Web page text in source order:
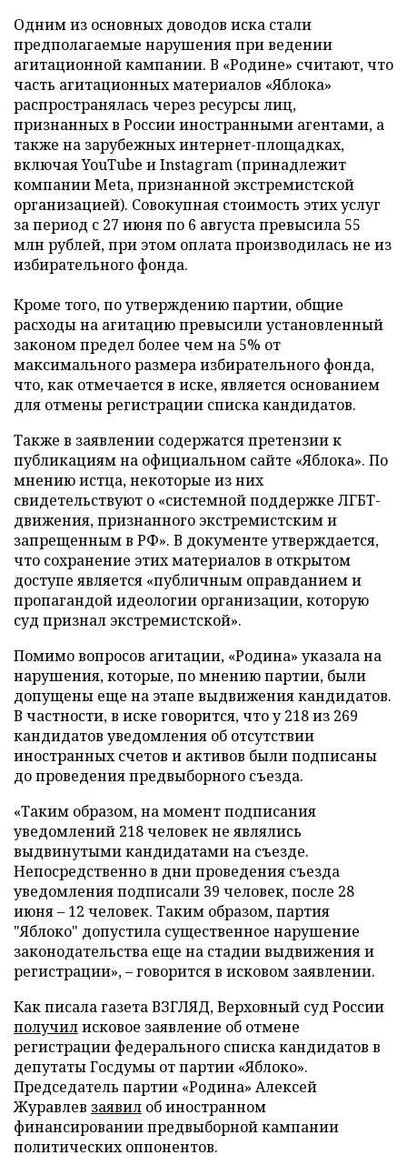
Одним из основных доводов иска стали
предполагаемые нарушения при ведении
агитационной кампании. В «Родине» считают, что
часть агитационных материалов «Яблока»
распространялась через ресурсы лиц,
признанных в России иностранными агентами, а
также на зарубежных интернет-площадках,
включая YouTube и Instagram (принадлежит
компании Meta, признанной экстремистской
организацией). Совокупная стоимость этих услуг
за период с 27 июня по 6 августа превысила 55
млн рублей, при этом оплата производилась не из
избирательного фонда.
Кроме того, по утверждению партии, общие
расходы на агитацию превысили установленный
законом предел более чем на 5% от
максимального размера избирательного фонда,
что, как отмечается в иске, является основанием
для отмены регистрации списка кандидатов.
Также в заявлении содержатся претензии к
публикациям на официальном сайте «Яблока». По
мнению истца, некоторые из них
свидетельствуют о «системной поддержке ЛГБТ-
движения, признанного экстремистским и
запрещенным в РФ». В документе утверждается,
что сохранение этих материалов в открытом
доступе является «публичным оправданием и
пропагандой идеологии организации, которую
суд признал экстремистской».
Помимо вопросов агитации, «Родина» указала на
нарушения, которые, по мнению партии, были
допущены еще на этапе выдвижения кандидатов.
В частности, в иске говорится, что у 218 из 269
кандидатов уведомления об отсутствии
иностранных счетов и активов были подписаны
до проведения предвыборного съезда.
«Таким образом, на момент подписания
уведомлений 218 человек не являлись
выдвинутыми кандидатами на съезде.
Непосредственно в дни проведения съезда
уведомления подписали 39 человек, после 28
июня – 12 человек. Таким образом, партия
"Яблоко" допустила существенное нарушение
законодательства еще на стадии выдвижения и
регистрации», – говорится в исковом заявлении.
Как писала газета ВЗГЛЯД, Верховный суд России
получилисковое заявление об отмене
регистрации федерального списка кандидатов в
депутаты Госдумы от партии «Яблоко».
Председатель партии «Родина» Алексей
Журавлев заявил об иностранном
финансировании предвыборной кампании
политических оппонентов.